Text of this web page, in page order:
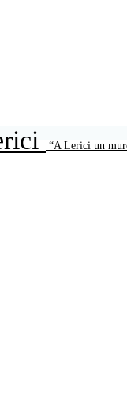
“A Lerici un